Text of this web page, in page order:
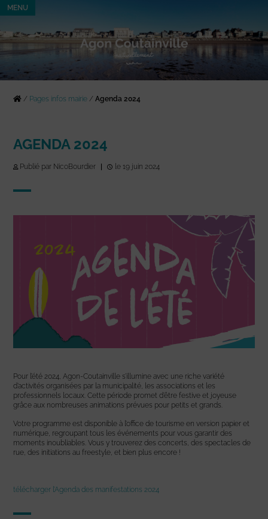
MENU
/ Pages infos mairie /Agenda 2024
AGENDA 2024
Publié par NicoBourdier le 19 juin 2024
Pour l’été 2024, Agon-Coutainville s’illumine avec une riche variété
d’activités organisées par la municipalité, les associations et les
professionnels locaux. Cette période promet d’être festive et joyeuse
grâce aux nombreuses animations prévues pour petits et grands.
Votre programme est disponible à l’office de tourisme en version papier et
numérique, regroupant tous les événements pour vous garantir des
moments inoubliables. Vous y trouverez des concerts, des spectacles de
rue, des initiations au freestyle, et bien plus encore !
télécharger l’Agenda des manifestations 2024